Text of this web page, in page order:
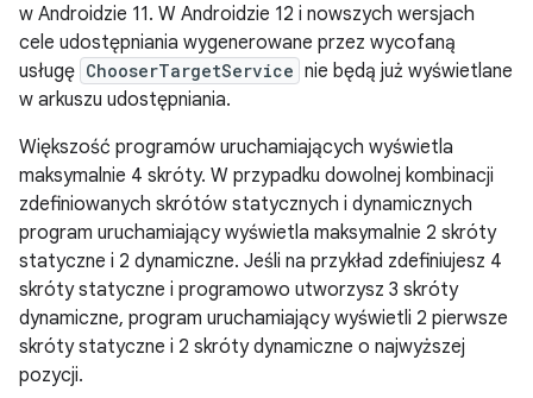
w Androidzie 11. W Androidzie 12 i nowszych wersjach
cele udostępniania wygenerowane przez wycofaną
usługę ChooserTargetService nie będą już wyświetlane
w arkuszu udostępniania.
Większość programów uruchamiających wyświetla
maksymalnie 4 skróty. W przypadku dowolnej kombinacji
zdefiniowanych skrótów statycznych i dynamicznych
program uruchamiający wyświetla maksymalnie 2 skróty
statyczne i 2 dynamiczne. Jeśli na przykład zdefiniujesz 4
skróty statyczne i programowo utworzysz 3 skróty
dynamiczne, program uruchamiający wyświetli 2 pierwsze
skróty statyczne i 2 skróty dynamiczne o najwyższej
pozycji.